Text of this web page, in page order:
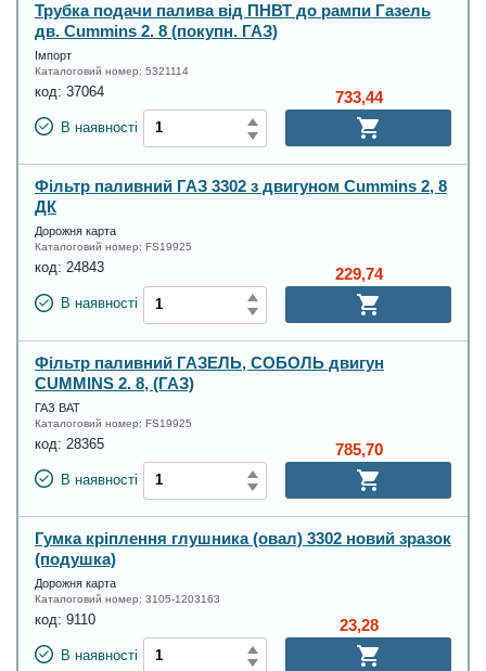
Трубка подачи палива від ПНВТ до рампи Газель
дв. Cummins 2. 8 (покупн. ГАЗ)
Імпорт
Каталоговий номер: 5321114
код: 37064
В наявності
733,44
Фільтр паливний ГАЗ 3302 з двигуном Cummins 2, 8
ДК
Дорожня карта
Каталоговий номер: FS19925
код: 24843
В наявності
229,74
Фільтр паливний ГАЗЕЛЬ, СОБОЛЬ двигун
CUMMINS 2. 8, (ГАЗ)
ГАЗ ВАТ
Каталоговий номер: FS19925
код: 28365
В наявності
785,70
Гумка кріплення глушника (овал) 3302 новий зразок
(подушка)
Дорожня карта
Каталоговий номер: 3105-1203163
код: 9110
В наявності
23,28